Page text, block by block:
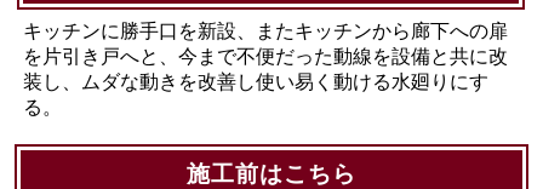
キッチンに勝手口を新設、またキッチンから廊下への扉
を片引き戸へと、今まで不便だった動線を設備と共に改
装し、ムダな動きを改善し使い易く動ける水廻りにす
る。
施工前はこちら